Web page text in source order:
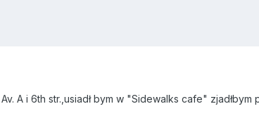
A i 6th str.,usiadł bym w "Sidewalks cafe" zjadłbym